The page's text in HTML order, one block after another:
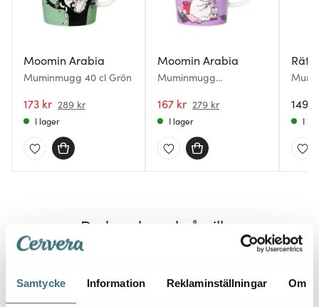
Samtycke Information Reklaminställningar Om
Moomin Arabia
Muminmugg 40 cl Grön
173 kr 289 kr
I lager
Moomin Arabia
Muminmugg
167 kr 279 kr
I lager
Rätt
149
I
Du kanske också gillar